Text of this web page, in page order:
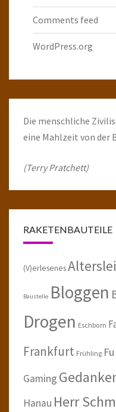
Comments feed
WordPress.org
Die menschliche
eine Mahlzeit von der
(Terry Pratchett)
RAKETENBAUTEILE
(V)erlesenes
Baustelle Bloggen
Drogen Eschborn
Frankfurt Frühling
Gaming
Hanau Herr